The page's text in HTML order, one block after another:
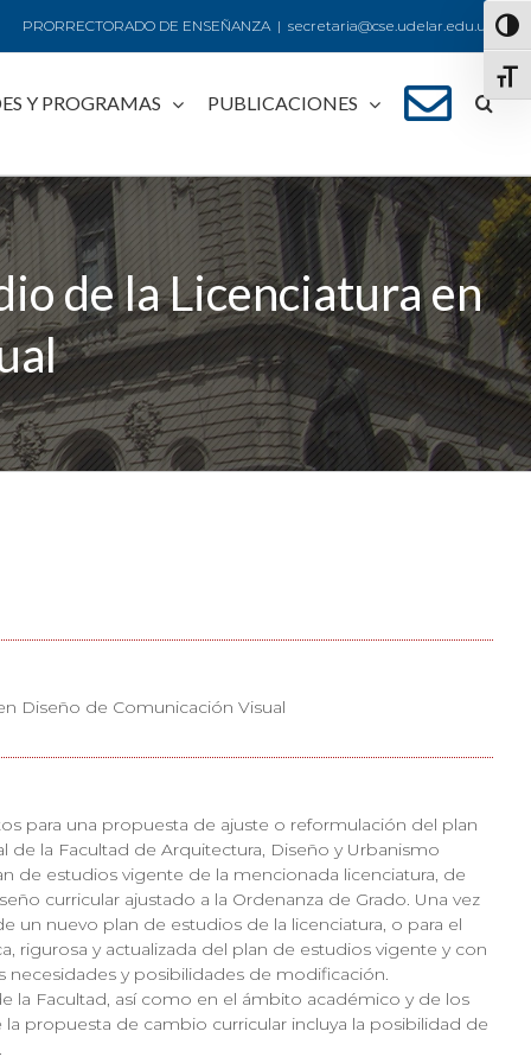
PRORRECTORADO DE ENSEÑANZA | secretaria@cse.udelar.edu.uy
Y PROGRAMAS PUBLICACIONES
de la Licenciatura en
Diseño de Comunicación Visual
para una propuesta de ajuste o reformulación del plan
la Facultad de Arquitectura, Diseño y Urbanismo
de estudios vigente de la mencionada licenciatura, de
curricular ajustado a la Ordenanza de Grado. Una vez
un nuevo plan de estudios de la licenciatura, o para el
rigurosa y actualizada del plan de estudios vigente y con
necesidades y posibilidades de modificación.
Facultad, así como en el ámbito académico y de los
propuesta de cambio curricular incluya la posibilidad de